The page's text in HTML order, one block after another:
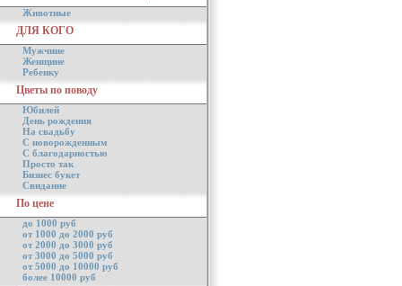
Животные
ДЛЯ КОГО
Мужчине
Женщине
Ребенку
Цветы по поводу
Юбилей
День рождения
На свадьбу
С новорожденным
С благодарностью
Просто так
Бизнес букет
Свидание
По цене
до 1000 руб
от 1000 до 2000 руб
от 2000 до 3000 руб
от 3000 до 5000 руб
от 5000 до 10000 руб
более 10000 руб